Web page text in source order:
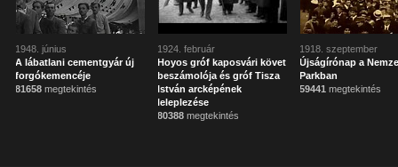
1948. június
A lábatlani cementgyár új
forgókemencéje
81658 megtekintés
1924. február
Hoyos gróf kaposvári követ
beszámolója és gróf Tisza
István arcképének
leleplezése
80388 megtekintés
1918. szeptember
Újságírónap a
Parkban
59441 megtekintés